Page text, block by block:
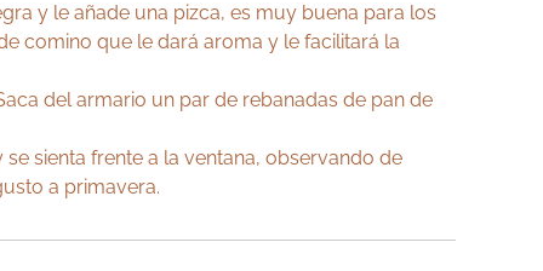
y le añade una pizca, es muy buena para los
comino que le dará aroma y le facilitará la
del armario un par de rebanadas de pan de
sienta frente a la ventana, observando de
a primavera.